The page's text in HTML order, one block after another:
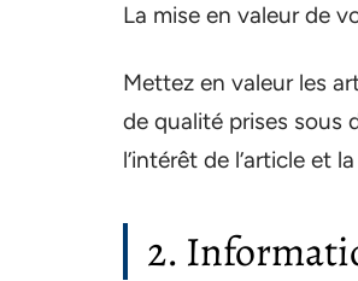
La mise en valeur de
Mettez en valeur les
de qualité prises sous
l’intérêt de l’article et
2.